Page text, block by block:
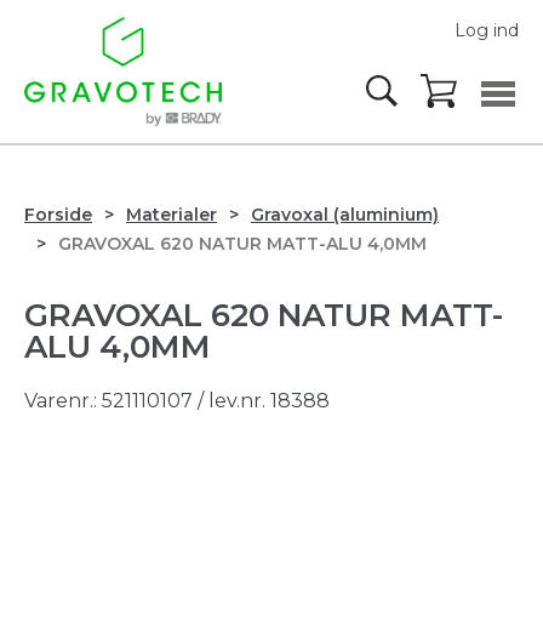
Log ind
Forside Materialer
Gravoxal (aluminium)
GRAVOXAL 620 NATUR MATT-ALU 4,0MM
GRAVOXAL 620 NATUR MATT-
ALU 4,0MM
Varenr.: 521110107 / lev.nr. 18388